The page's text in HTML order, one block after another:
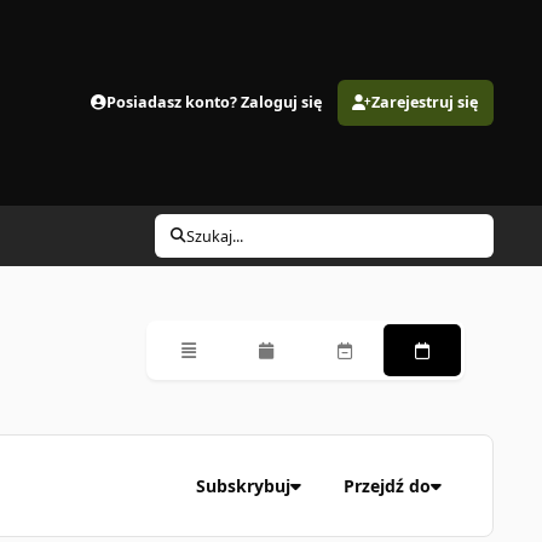
Posiadasz konto? Zaloguj się Zarejestruj się
Szukaj...
Przegląd MiesięcznyTygodniowyCodzienny
Subskrybuj Przejdź do